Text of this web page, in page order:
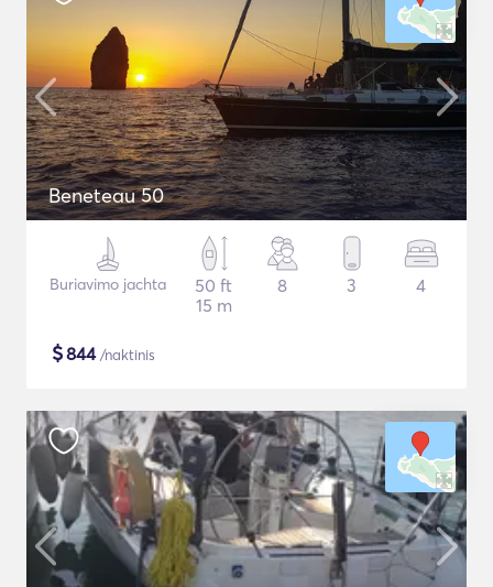
Beneteau 50
Buriavimo jachta
50 ft
15 m
8 3 4
$844/naktinis